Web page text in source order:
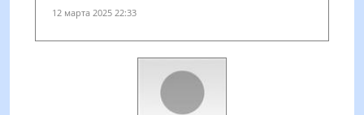
12 марта 2025 22:33